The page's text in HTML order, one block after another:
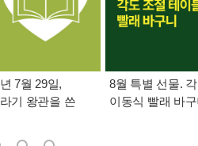
7월 29일,
기 왕관을 쓴
8월 특별 선물.
이동식 빨래 바구